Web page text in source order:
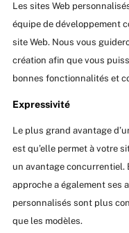
Les sites Web
équipe de développement
site Web. Nous vous
création afin que vous
bonnes fonctionnalités et
Expressivité
Le plus grand avantage
est qu’elle permet à votre
un avantage concurrentiel.
approche a également ses
personnalisés sont plus
que les modèles.